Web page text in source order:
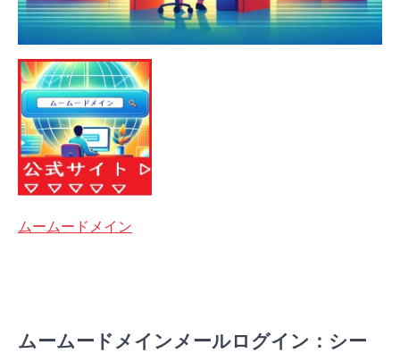
ムームードメイン
ムームードメインメールログイン：シー